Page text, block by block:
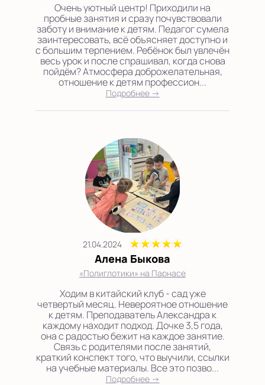
Очень уютный центр! Приходили на
пробные занятия и сразу почувствовали
заботу и внимание к детям. Педагог сумела
заинтересовать, всё объясняет доступно и
с большим терпением. Ребёнок был увлечён
весь урок и после спрашивал, когда снова
пойдём? Атмосфера доброжелательная,
отношение к детям профессион...
Подробнее →
21.04.2024
Алена Быкова
«Полиглотики» на Парнасе
Ходим в китайский клуб - сад уже
четвертый месяц. Невероятное отношение
к детям. Преподаватель Александра к
каждому находит подход. Дочке 3,5 года,
она с радостью бежит на каждое занятие.
Связь с родителями после занятий,
краткий конспект того, что выучили, ссылки
на учебные материалы. Все это позво...
Подробнее →